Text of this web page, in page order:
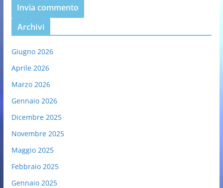
Archivi
Giugno 2026
Aprile 2026
Marzo 2026
Gennaio 2026
Dicembre 2025
Novembre 2025
Maggio 2025
Febbraio 2025
Gennaio 2025